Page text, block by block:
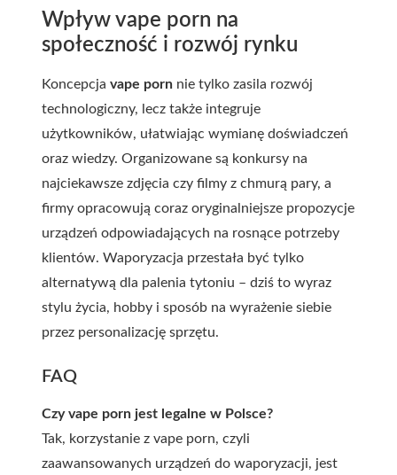
Wpływ vape porn na
społeczność i rozwój rynku
Koncepcja vape porn nie tylko zasila rozwój
technologiczny, lecz także integruje
użytkowników, ułatwiając wymianę doświadczeń
oraz wiedzy. Organizowane są konkursy na
najciekawsze zdjęcia czy filmy z chmurą pary, a
firmy opracowują coraz oryginalniejsze propozycje
urządzeń odpowiadających na rosnące potrzeby
klientów. Waporyzacja przestała być tylko
alternatywą dla palenia tytoniu – dziś to wyraz
stylu życia, hobby i sposób na wyrażenie siebie
przez personalizację sprzętu.
FAQ
Czy vape porn jest legalne w Polsce?
Tak, korzystanie z vape porn, czyli
zaawansowanych urządzeń do waporyzacji, jest